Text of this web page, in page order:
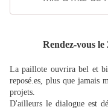
Rendez-vous
La paillote ouvrira bel et
reposé.es, plus que jamais
projets.
D'ailleurs le dialogue est